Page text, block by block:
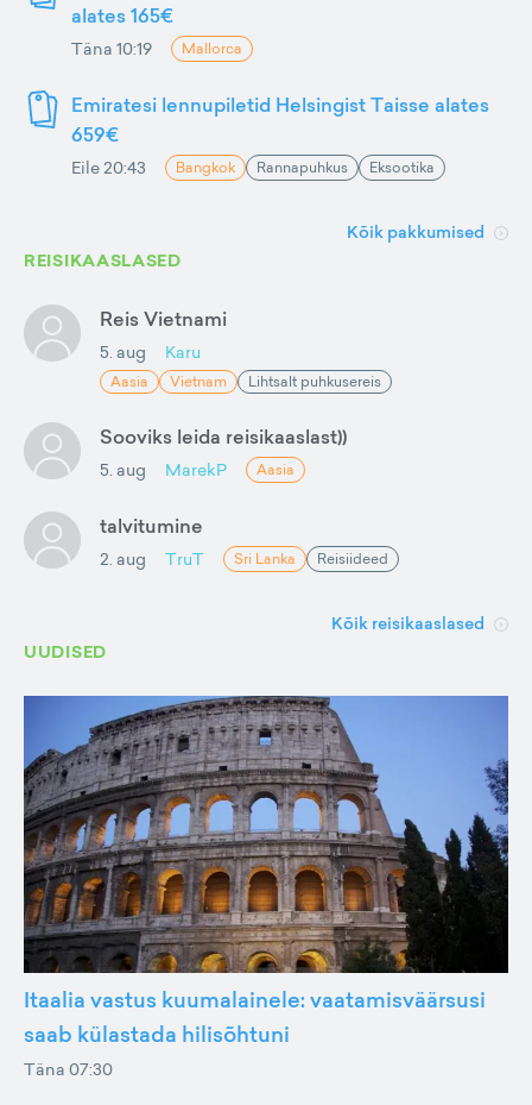
alates 165€
Täna 10:19 Mallorca
Emiratesi lennupiletid Helsingist Taisse alates
659€
Eile 20:43 Bangkok Rannapuhkus Eksootika
Kõik pakkumised
REISIKAASLASED
Reis Vietnami
5. aug Karu
Aasia Vietnam Lihtsalt puhkusereis
Sooviks leida reisikaaslast))
5. aug MarekP Aasia
talvitumine
2. aug TruT Sri Lanka Reisiideed
Kõik reisikaaslased
UUDISED
Itaalia vastus kuumalainele: vaatamisväärsusi
saab külastada hilisõhtuni
Täna 07:30